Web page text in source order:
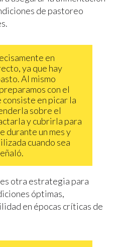
de pastoreo
en
ya que hay
Al mismo
con el
consiste en picar la
sobre el
y cubrirla para
durante un mes y
cuando sea
otra estrategia para
óptimas,
en épocas críticas de